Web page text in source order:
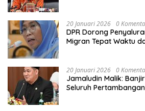
20 Januari 2026 0
DPR Dorong
Migran Tepat Waktu
20 Januari 2026 0
Jamaludin Malik:
Seluruh